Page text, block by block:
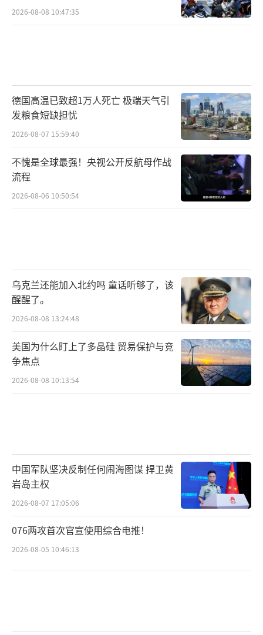
2026-08-08 10:47:35
德国高温已致超1万人死亡 极端天气引
发粮食短缺担忧
2026-08-07 15:59:40
不愧是全球最强！央视公开反航母作战
流程
2026-08-06 10:50:54
乌克兰还能加入北约吗 童话听够了，该
醒醒了。
2026-08-08 13:24:48
美国为什么盯上了多晶硅 贸易保护与竞
争焦点
2026-08-08 10:13:54
中国军队坚决反制任何闹海图谋 捍卫黄
岩岛主权
2026-08-07 17:05:06
076两攻首次官宣使用综合电推！
2026-08-05 10:46:13